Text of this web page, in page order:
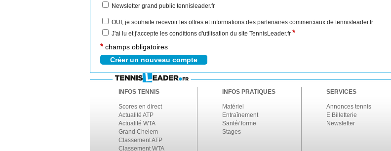
Newsletter grand public tennisleader.fr
OUI, je souhaite recevoir les offres et informations des partenaires commerciaux de tennisleader.fr
J'ai lu et j'accepte les conditions d'utilisation du site TennisLeader.fr *
* champs obligatoires
INFOS TENNIS
Scores en direct
Actualité ATP
Actualité WTA
Grand Chelem
Classement ATP
Classement WTA
INFOS PRATIQUES
Matériel
Entraînement
Santé/ forme
Stages
SERVICES
Annonces tennis
E Billetterie
Newsletter